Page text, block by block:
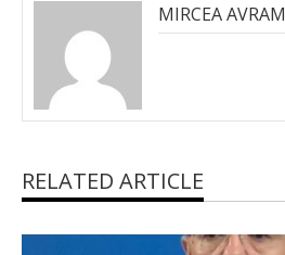
MIRCEA AVRAM
RELATED ARTICLE